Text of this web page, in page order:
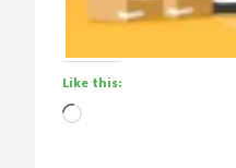
Like this:
Loading…